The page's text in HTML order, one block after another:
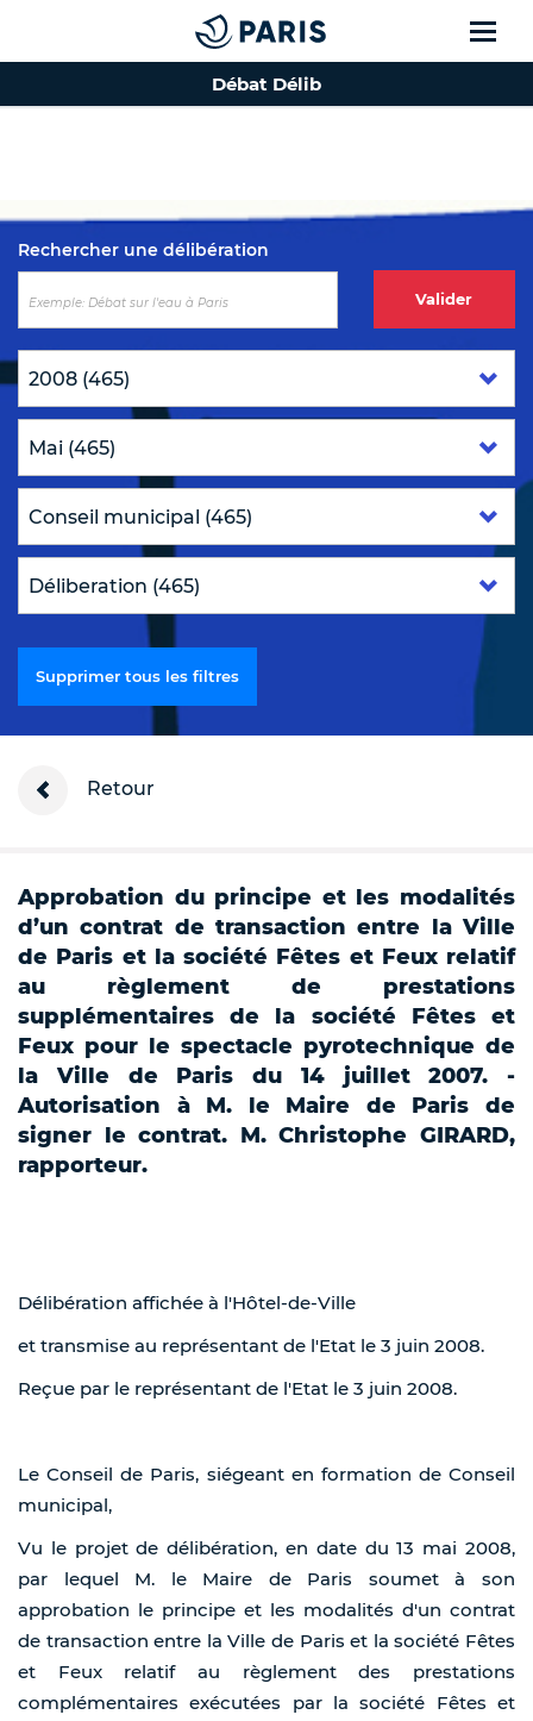
Top of the page
Débat Délib
Rechercher une délibération
Valider
Supprimer tous les filtres
Retour
Approbation du principe et les modalités
d’un contrat de transaction entre la Ville
de Paris et la société Fêtes et Feux relatif
au règlement de prestations
supplémentaires de la société Fêtes et
Feux pour le spectacle pyrotechnique de
la Ville de Paris du 14 juillet 2007. -
Autorisation à M. le Maire de Paris de
signer le contrat. M. Christophe GIRARD,
rapporteur.
Délibération affichée à l'Hôtel-de-Ville
et transmise au représentant de l'Etat le 3 juin 2008.
Reçue par le représentant de l'Etat le 3 juin 2008.
Le Conseil de Paris, siégeant en formation de Conseil
municipal,
Vu le projet de délibération, en date du 13 mai 2008,
par lequel M. le Maire de Paris soumet à son
approbation le principe et les modalités d'un contrat
de transaction entre la Ville de Paris et la société Fêtes
et Feux relatif au règlement des prestations
complémentaires exécutées par la société Fêtes et